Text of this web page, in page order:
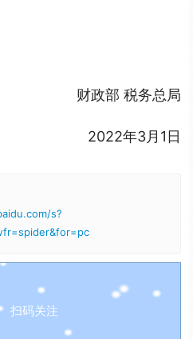
财政部 税务总局
2022年3月1日
s?
扫码关注